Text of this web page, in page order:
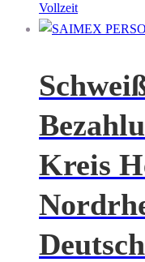
Vollzeit
Kreis